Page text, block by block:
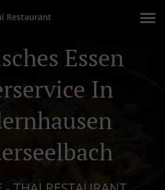
Restaurant
Essen
In